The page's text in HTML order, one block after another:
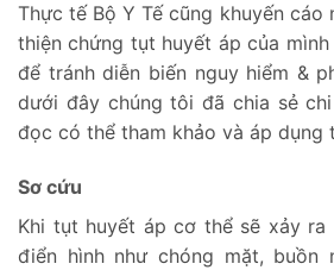
Thực tế Bộ Y Tế cũng khuyến cáo
thiện chứng tụt huyết áp của
để tránh diễn biến nguy hiểm &
dưới đây chúng tôi đã chia sẻ
đọc có thể tham khảo và áp dụng
Sơ cứu
Khi tụt huyết áp cơ thể sẽ xảy
điển hình như chóng mặt, buồn